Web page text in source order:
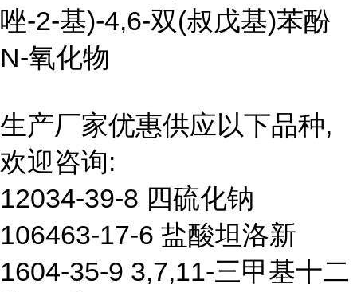
唑-2-基)-4,6-双(叔戊基)苯酚
N-氧化物
生产厂家优惠供应以下品种,
欢迎咨询:
12034-39-8 四硫化钠
106463-17-6 盐酸坦洛新
1604-35-9 3,7,11-三甲基十二